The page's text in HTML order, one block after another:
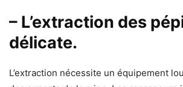
– L’extraction des
délicate.
L’extraction nécessite un équipement